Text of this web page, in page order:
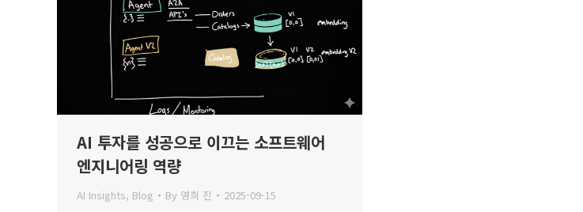
AI 투자를 성공으로 이끄는 소프트웨어
엔지니어링 역량
AI Insights, Blog By 영희 진 2025-09-15